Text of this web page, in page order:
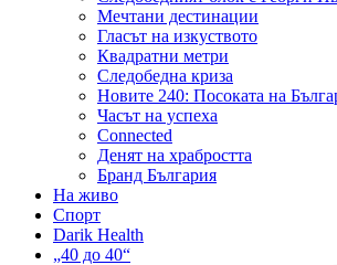
Мечтани дестинации
Гласът на изкуството
Квадратни метри
Следобедна криза
Новите 240: Посоката на
Часът на успеха
Connected
Денят на храбростта
Бранд България
На живо
Спорт
Darik Health
„40 до 40“